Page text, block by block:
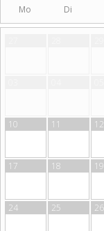
Mo Di
10 11 12
17 18 19
24 25 26